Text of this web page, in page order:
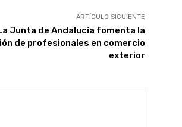
ARTÍCULO SIGUIENTE
Junta de Andalucía fomenta la
de profesionales en comercio
exterior